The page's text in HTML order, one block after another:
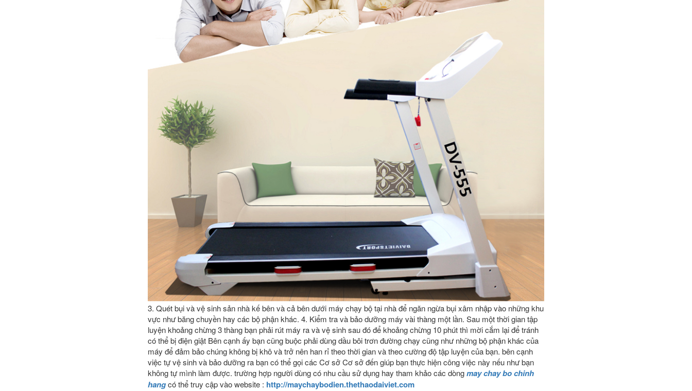
3. Quét bụi và vệ sinh sản nhà kế bên và cả bên dưới máy chạy bộ tại nhà để ngăn ngừa bụi xâm nhập vào những khu
vực như băng chuyền hay các bộ phận khác. 4. Kiểm tra và bảo dưỡng máy vài thàng một lần. Sau một thời gian tập
luyện khoảng chừng 3 thàng bạn phải rút máy ra và vệ sinh sau đó để khoảng chừng 10 phút thì mời cắm lại để tránh
có thể bị điện giật Bên cạnh ấy bạn cũng buộc phải dùng dầu bôi trơn đường chạy cũng như những bộ phận khác của
máy để đảm bảo chúng không bị khô và trở nên han rỉ theo thời gian và theo cường độ tập luyện của bạn. bên cạnh
việc tự vệ sinh và bảo dưỡng ra bạn có thể gọi các Cơ sở Cơ sở đến giúp bạn thực hiện công việc này nếu như bạn
không tự mình làm được. trường hợp người dùng có nhu cầu sử dụng hay tham khảo các dòngmay chay bo chinh
hangcó thể truy cập vào website : http://maychaybodien.thethaodaiviet.com